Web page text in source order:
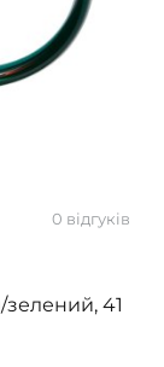
0 відгуків
зелений, 41